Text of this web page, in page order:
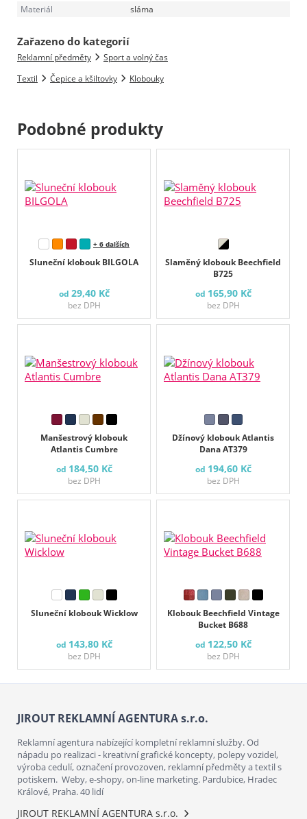
Materiál
sláma
Zařazeno do kategorií
Reklamní předměty
Sport a volný čas
Textil
Čepice a kšiltovky Klobouky
Podobné produkty
Sluneční klobouk BILGOLA
+ 6 dalších
od 29,40 Kč
bez DPH
Slaměný klobouk Beechfield
B725
od 165,90 Kč
bez DPH
Manšestrový klobouk
Atlantis Cumbre
od 184,50 Kč
bez DPH
Džínový klobouk Atlantis
Dana AT379
od 194,60 Kč
bez DPH
Sluneční klobouk Wicklow
od 143,80 Kč
bez DPH
Klobouk Beechfield Vintage
Bucket B688
od 122,50 Kč
bez DPH
JIROUT REKLAMNÍ AGENTURA s.r.o.
Reklamní agentura nabízející kompletní reklamní služby. Od
nápadu po realizaci - kreativní grafické koncepty, polepy vozidel,
výroba cedulí, označení provozoven, reklamní předměty a textil s
potiskem. Weby, e-shopy, on-line marketing. Pardubice, Hradec
Králové, Praha. 40 lidí
JIROUT REKLAMNÍ AGENTURA s.r.o.